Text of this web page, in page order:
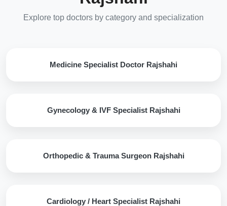
Explore top doctors by category and specialization
Medicine Specialist Doctor Rajshahi
Gynecology & IVF Specialist Rajshahi
Orthopedic & Trauma Surgeon Rajshahi
Cardiology / Heart Specialist Rajshahi